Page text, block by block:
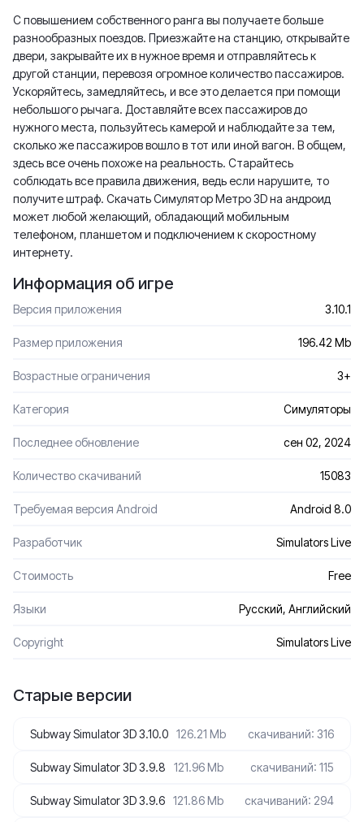
С повышением собственного ранга вы получаете больше
разнообразных поездов. Приезжайте на станцию, открывайте
двери, закрывайте их в нужное время и отправляйтесь к
другой станции, перевозя огромное количество пассажиров.
Ускоряйтесь, замедляйтесь, и все это делается при помощи
небольшого рычага. Доставляйте всех пассажиров до
нужного места, пользуйтесь камерой и наблюдайте за тем,
сколько же пассажиров вошло в тот или иной вагон. В общем,
здесь все очень похоже на реальность. Старайтесь
соблюдать все правила движения, ведь если нарушите, то
получите штраф. Скачать Симулятор Метро 3D на андроид
может любой желающий, обладающий мобильным
телефоном, планшетом и подключением к скоростному
интернету.
Информация об игре
Версия приложения 3.10.1
Размер приложения 196.42 Mb
Возрастные ограничения 3+
Категория Симуляторы
Последнее обновление сен 02, 2024
Количество скачиваний 15083
Требуемая версия Android Android 8.0
Разработчик Simulators Live
Стоимость Free
Языки Русский, Английский
Сopyright Simulators Live
Старые версии
Subway Simulator 3D 3.10.0 126.21 Mb скачиваний: 316
Subway Simulator 3D 3.9.8 121.96 Mb скачиваний: 115
Subway Simulator 3D 3.9.6 121.86 Mb скачиваний: 294